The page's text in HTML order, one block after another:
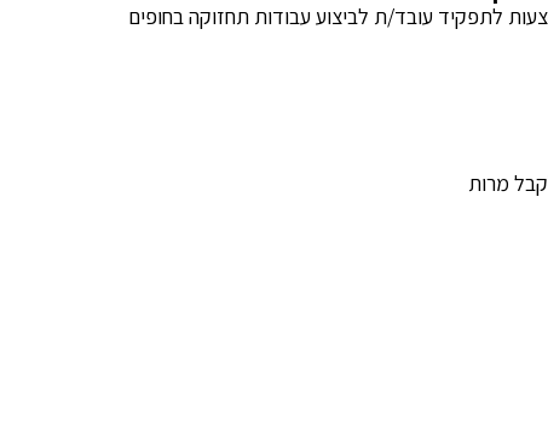
לתפקיד עובד/ת לביצוע עבודות תחזוקה בחופים
מרות